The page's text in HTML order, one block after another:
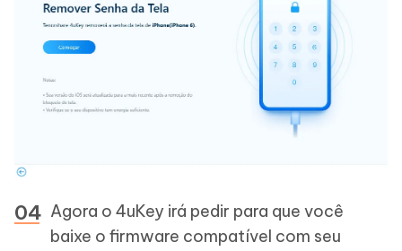
Agora o 4uKey irá pedir para que você
baixe o firmware compatível com seu